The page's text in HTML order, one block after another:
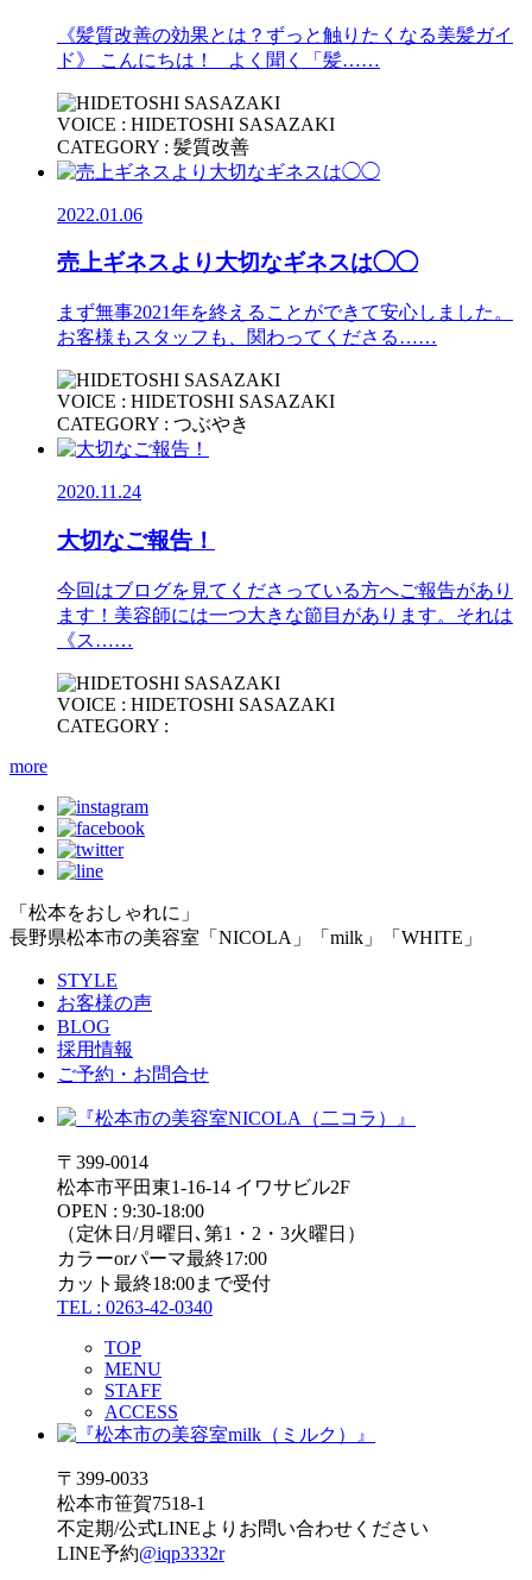
《髪質改善の効果とは？ずっと触りたくなる美髪ガイ
ド》 こんにちは！ よく聞く「髪……
VOICE : HIDETOSHI SASAZAKI
CATEGORY : 髪質改善
2022.01.06
売上ギネスより大切なギネスは◯◯
まず無事2021年を終えることができて安心しました。
お客様もスタッフも、関わってくださる……
VOICE : HIDETOSHI SASAZAKI
CATEGORY : つぶやき
2020.11.24
大切なご報告！
今回はブログを見てくださっている方へご報告があり
ます！美容師には一つ大きな節目があります。それは
《ス……
VOICE : HIDETOSHI SASAZAKI
CATEGORY :
more
「松本をおしゃれに」
長野県松本市の美容室「NICOLA」「milk」「WHITE」
STYLE
お客様の声
BLOG
採用情報
ご予約・お問合せ
〒399-0014
松本市平田東1-16-14 イワサビル2F
OPEN : 9:30-18:00
（定休日/月曜日､第1・2・3火曜日）
カラーorパーマ最終17:00
カット最終18:00まで受付
TEL : 0263-42-0340
TOP
MENU
STAFF
ACCESS
〒399-0033
松本市笹賀7518-1
不定期/公式LINEよりお問い合わせください
LINE予約@iqp3332r